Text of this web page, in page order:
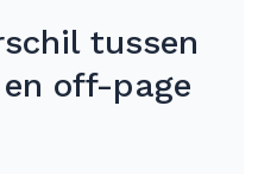
tussen
off-page